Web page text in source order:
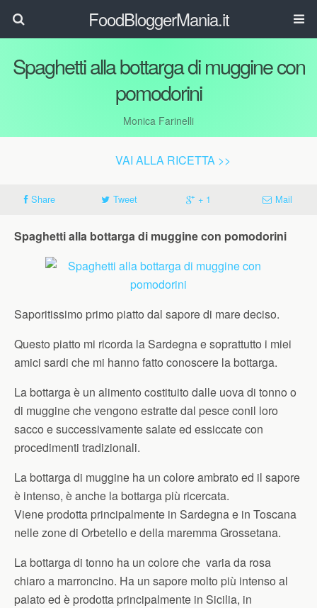
FoodBloggerMania.it
Spaghetti alla bottarga di muggine con
pomodorini
Monica Farinelli
VAI ALLA RICETTA >>
Share Tweet + 1 Mail
Spaghetti alla bottarga di muggine con pomodorini
Saporitissimo primo piatto dal sapore di mare deciso.
Questo piatto mi ricorda la Sardegna e soprattutto i miei
amici sardi che mi hanno fatto conoscere la bottarga.
La bottarga è un alimento costituito dalle uova di tonno o
di muggine che vengono estratte dal pesce conil loro
sacco e successivamente salate ed essiccate con
procedimenti tradizionali.
La bottarga di muggine ha un colore ambrato ed il sapore
è intenso, è anche la bottarga più ricercata.
Viene prodotta principalmente in Sardegna e in Toscana
nelle zone di Orbetello e della maremma Grossetana.
La bottarga di tonno ha un colore che varia da rosa
chiaro a marroncino. Ha un sapore molto più intenso al
palato ed è prodotta principalmente in Sicilia, in